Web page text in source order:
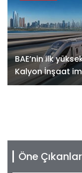
BAE’nin ilk
Kalyon İnşaat
Öne Çıkanlar